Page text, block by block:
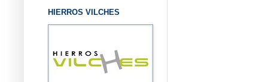
HIERROS VILCHES